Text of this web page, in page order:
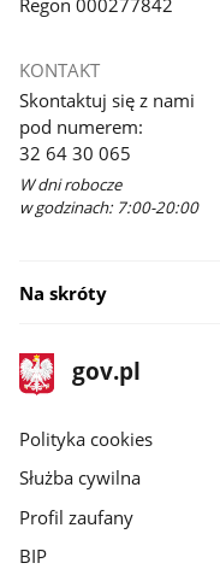
Regon 000277842
KONTAKT
Skontaktuj się z nami
pod numerem:
32 64 30 065
W dni robocze
w godzinach: 7:00-20:00
Na skróty
stopka
gov.pl
Strona
gov.pl
gov.pl
Polityka cookies
Służba cywilna
Profil zaufany
BIP